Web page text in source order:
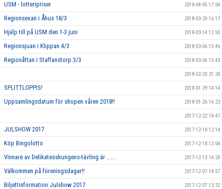
USM - lotteripriser 2018-04-05 17:04
Regionsexan i Åhus 18/3 2018-03-20 16:17
Hjälp till på USM den 1-3 juni 2018-03-14 12:50
Regionsjuan i Klippan 4/3 2018-03-06 15:46
Regionåttan i Staffanstorp 3/3 2018-03-06 15:43
2018-02-20 21:24
SPLITTLOPPIS! 2018-01-29 14:14
Uppsamlingsdatum för shopen våren 2018!! 2018-01-26 14:23
2017-12-22 14:47
JULSHOW 2017 2017-12-18 12:14
Köp Bingolotto 2017-12-18 12:04
Vinnare av Delikatesskungens-tävling är ...... 2017-12-13 14:20
Välkommen på föreningsdagar!! 2017-12-07 14:57
Biljettinformation Julshow 2017 2017-12-07 13:32